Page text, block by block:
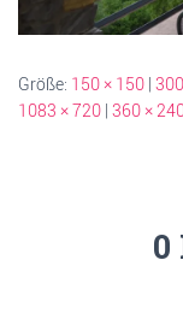
Größe: 150 × 150 |
1083 × 720 | 360 ×
0